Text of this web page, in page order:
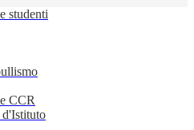
studenti
CCR